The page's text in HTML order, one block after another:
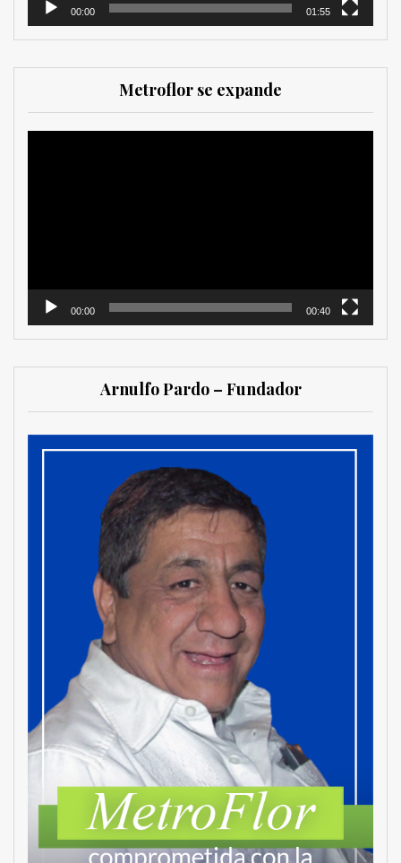
00:00 01:55
Metroflor se expande
00:00 00:40
Arnulfo Pardo – Fundador